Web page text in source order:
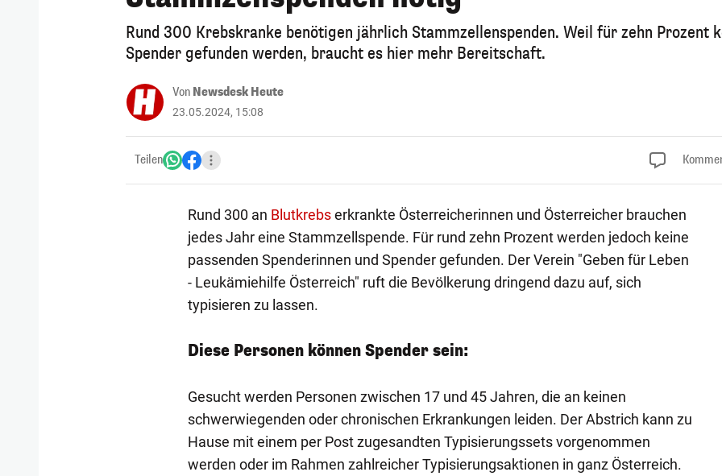
Rund 300 Krebskranke benötigen jährlich Stammzellenspenden. Weil für zehn Prozent
Spender gefunden werden, braucht es hier mehr Bereitschaft.
Von Newsdesk Heute
23.05.2024, 15:08
Teilen
Rund 300 an Blutkrebserkrankte Österreicherinnen und Österreicher brauchen
jedes Jahr eine Stammzellspende. Für rund zehn Prozent werden jedoch keine
passenden Spenderinnen und Spender gefunden. Der Verein "Geben für Leben
- Leukämiehilfe Österreich" ruft die Bevölkerung dringend dazu auf, sich
typisieren zu lassen.
Diese Personen können Spender sein:
Gesucht werden Personen zwischen 17 und 45 Jahren, die an keinen
schwerwiegenden oder chronischen Erkrankungen leiden. Der Abstrich kann zu
Hause mit einem per Post zugesandten Typisierungssets vorgenommen
werden oder im Rahmen zahlreicher Typisierungsaktionen in ganz Österreich.